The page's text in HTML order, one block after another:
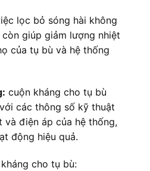
lọc bỏ sóng hài không
giúp giảm lượng nhiệt
của tụ bù và hệ thống
cuộn kháng cho tụ bù
các thông số kỹ thuật
và điện áp của hệ thống,
động hiệu quả.
cho tụ bù: